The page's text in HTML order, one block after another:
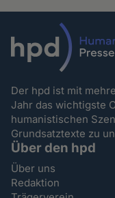
Der hpd ist mit
Jahr das wichtigste
humanistischen
Grundsatztexte zu
Über den hpd
Über uns
Redaktion